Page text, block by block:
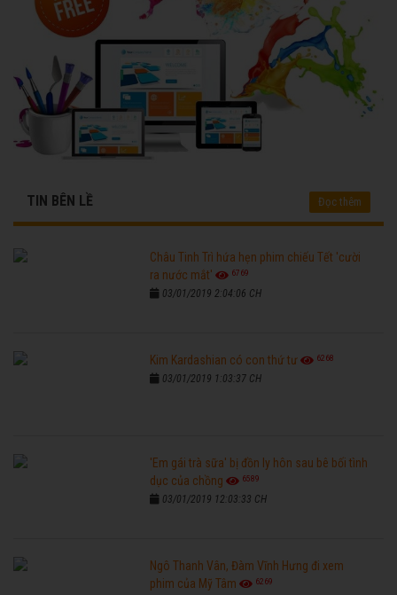
TIN BÊN LỀ Đọc thêm
Châu Tinh Trì hứa hẹn phim chiếu Tết 'cười
ra nước mắt'
6769
03/01/2019 2:04:06 CH
Kim Kardashian có con thứ tư 6268
03/01/2019 1:03:37 CH
'Em gái trà sữa' bị đồn ly hôn sau bê bối tình
dục của chồng
6589
03/01/2019 12:03:33 CH
Ngô Thanh Vân, Đàm Vĩnh Hưng đi xem
phim của Mỹ Tâm
6269